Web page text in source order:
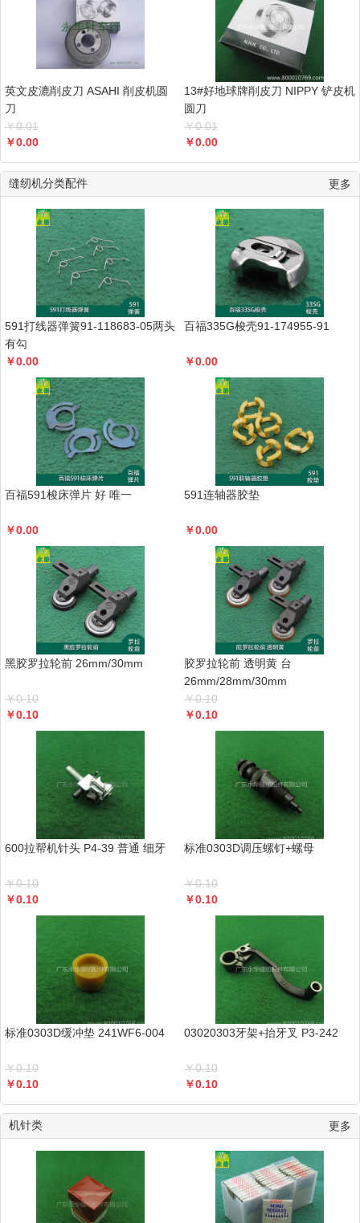
英文皮漉削皮刀 ASAHI 削皮机圆
刀
￥0.01
￥0.00
13#好地球牌削皮刀 NIPPY 铲皮机
圆刀
￥0.01
￥0.00
缝纫机分类配件 更多
591打线器弹簧91-118683-05两头
有勾
￥0.00
百福335G梭壳91-174955-91
￥0.00
百福591梭床弹片 好 唯一
￥0.00
591连轴器胶垫
￥0.00
黑胶罗拉轮前 26mm/30mm
￥0.10
￥0.10
胶罗拉轮前 透明黄 台
26mm/28mm/30mm
￥0.10
￥0.10
600拉帮机针头 P4-39 普通 细牙
￥0.10
￥0.10
标准0303D调压螺钉+螺母
￥0.10
￥0.10
标准0303D缓冲垫 241WF6-004
￥0.10
￥0.10
03020303牙架+抬牙叉 P3-242
￥0.10
￥0.10
机针类 更多